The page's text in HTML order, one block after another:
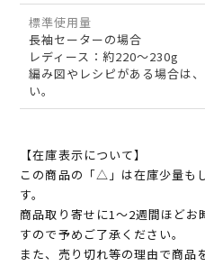
標準使用量
長袖セーターの場合
レディース：約220～230g
編み図やレシピがある場合は
い。
【在庫表示について】
この商品の「△」は在庫少量も
す。
商品取り寄せに1～2週間ほどお
すので予めご了承ください。
また、売り切れ等の理由で商品